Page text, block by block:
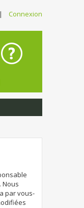
| Connexion
Nous
par vous-